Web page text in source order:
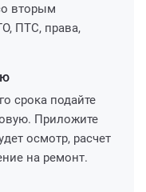
вторым
ПТС, права,
срока подайте
Приложите
осмотр, расчет
на ремонт.